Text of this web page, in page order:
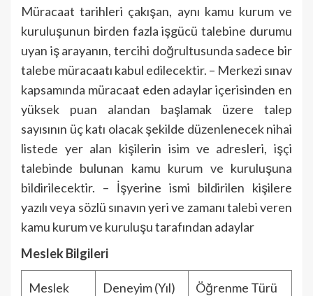
Müracaat tarihleri çakışan, aynı kamu kurum ve
kuruluşunun birden fazla işgücü talebine durumu
uyan iş arayanın, tercihi doğrultusunda sadece bir
talebe müracaatı kabul edilecektir. – Merkezi sınav
kapsamında müracaat eden adaylar içerisinden en
yüksek puan alandan başlamak üzere talep
sayısının üç katı olacak şekilde düzenlenecek nihai
listede yer alan kişilerin isim ve adresleri, işçi
talebinde bulunan kamu kurum ve kuruluşuna
bildirilecektir. – İşyerine ismi bildirilen kişilere
yazılı veya sözlü sınavın yeri ve zamanı talebi veren
kamu kurum ve kuruluşu tarafından adaylar
Meslek Bilgileri
Meslek Deneyim (Yıl) Öğrenme Türü